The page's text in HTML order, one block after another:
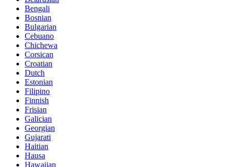
Bengali
Bosnian
Bulgarian
Cebuano
Chichewa
Corsican
Croatian
Dutch
Estonian
Filipino
Finnish
Frisian
Galician
Georgian
Gujarati
Haitian
Hausa
Hawaiian